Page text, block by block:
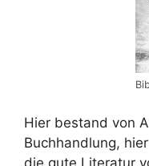
Hier bestand von
Buchhandlung,
die gute Literatur